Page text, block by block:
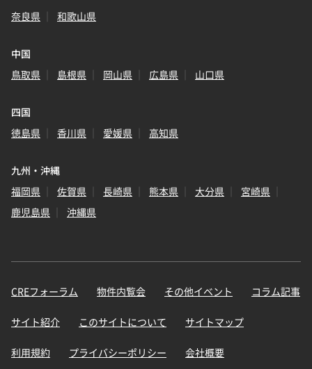
奈良県
和歌山県
中国
鳥取県
島根県 岡山県 広島県 山口県
四国
徳島県
香川県 愛媛県 高知県
九州・沖縄
福岡県
佐賀県 長崎県 熊本県 大分県
宮崎県
鹿児島県
沖縄県
CREフォーラム 物件内覧会 その他イベント コラム記事
サイト紹介 このサイトについて サイトマップ
利用規約 プライバシーポリシー 会社概要